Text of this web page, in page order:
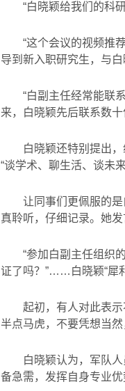
“白晓颖给我们的科
“这个会议的视频推
导到新入职研究生，与白
“白副主任经常能联
来，白晓颖先后联系数
白晓颖还特别提出
“谈学术、聊生活、谈未
让同事们更佩服的
真聆听，仔细记录。她
“参加白副主任组织
证了吗？”……白晓颖“犀
起初，有人对此表
半点马虎，不要凭想当
白晓颖认为，军队
备急需，发挥自身专业优